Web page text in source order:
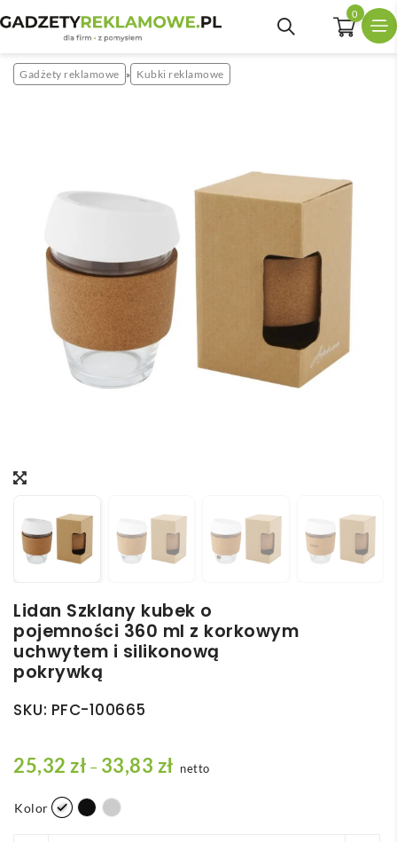
0
Gadżety reklamowe » Kubki reklamowe
Lidan Szklany kubek o
pojemności 360 ml z korkowym
uchwytem i silikonową
pokrywką
SKU: PFC-100665
25,32 zł – 33,83 złZ netto
Kolor